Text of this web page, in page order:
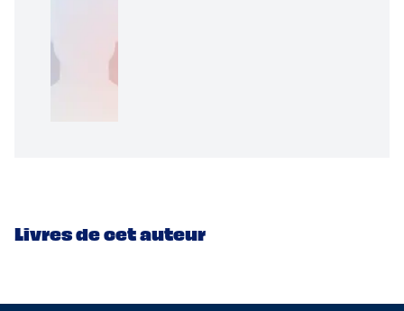
Livres de cet auteur